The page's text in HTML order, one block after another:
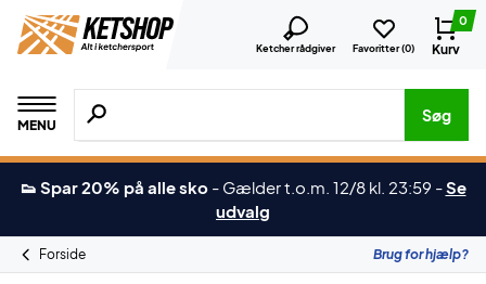
Ketcher rådgiver Favoritter (0)
0
Kurv
MENU
Søg efter produkter, mærker etc.
Søg
👟 Spar 20% på alle sko - Gælder t.o.m. 12/8 kl. 23:59 -Se
udvalg
Forside Brug for hjælp?